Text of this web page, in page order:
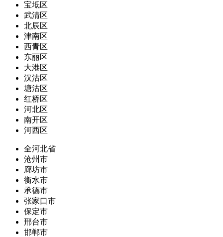
宝坻区
武清区
北辰区
津南区
西青区
东丽区
大港区
汉沽区
塘沽区
红桥区
河北区
南开区
河西区
全河北省
沧州市
廊坊市
衡水市
承德市
张家口市
保定市
邢台市
邯郸市